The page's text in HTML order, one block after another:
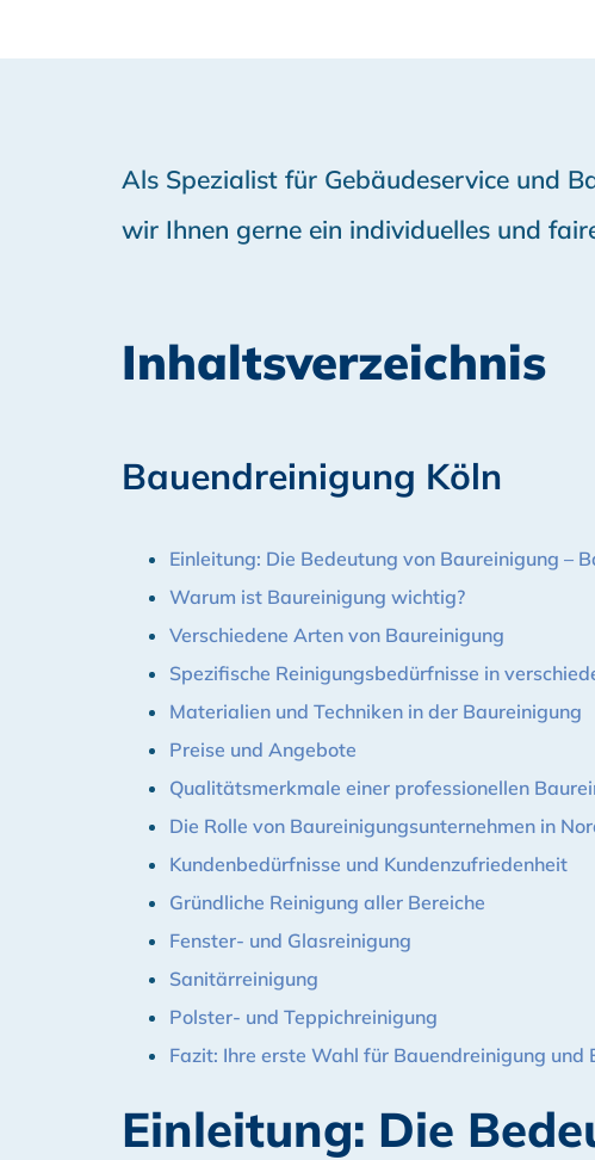
Als Spezialist für Gebäudeservice und
wir Ihnen gerne ein individuelles und
Inhaltsverzeichnis
Bauendreinigung Köln
Einleitung: Die Bedeutung von Baureinigung –
Warum ist Baureinigung wichtig?
Verschiedene Arten von Baureinigung
Spezifische Reinigungsbedürfnisse in
Materialien und Techniken in der Baureinigung
Preise und Angebote
Qualitätsmerkmale einer professionellen
Die Rolle von Baureinigungsunternehmen in
Kundenbedürfnisse und Kundenzufriedenheit
Gründliche Reinigung aller Bereiche
Fenster- und Glasreinigung
Sanitärreinigung
Polster- und Teppichreinigung
Fazit: Ihre erste Wahl für Bauendreinigung und
Einleitung: Die